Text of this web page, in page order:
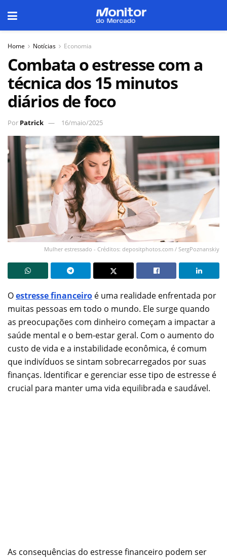
Home Notícias Economia
Combata o estresse com a
técnica dos 15 minutos
diários de foco
Por Patrick 16/maio/2025
Mulher estressado - Créditos: depositphotos.com / SergPoznanskiy
Oestresse financeiro é uma realidade enfrentada por
muitas pessoas em todo o mundo. Ele surge quando
as preocupações com dinheiro começam a impactar a
saúde mental e o bem-estar geral. Com o aumento do
custo de vida e a instabilidade econômica, é comum
que indivíduos se sintam sobrecarregados por suas
finanças. Identificar e gerenciar esse tipo de estresse é
crucial para manter uma vida equilibrada e saudável.
As consequências do estresse financeiro podem ser